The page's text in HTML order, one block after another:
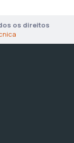
os direitos